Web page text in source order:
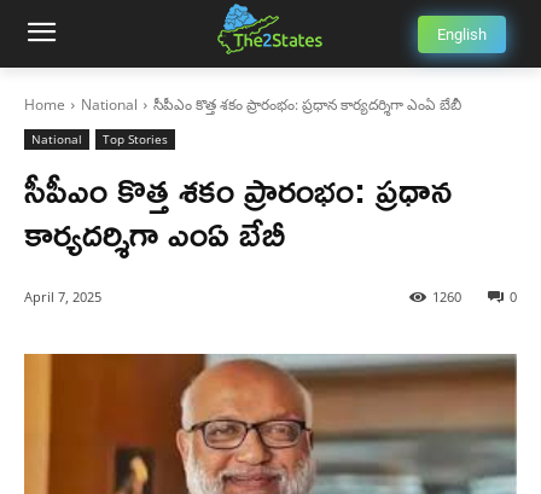
English
Home National సీపీఎం కొత్త శకం ప్రారంభం: ప్రధాన కార్యదర్శిగా ఎంఏ బేబీ
National Top Stories
సీపీఎం కొత్త శకం ప్రారంభం: ప్రధాన
కార్యదర్శిగా ఎంఏ బేబీ
April 7, 2025 0
1260